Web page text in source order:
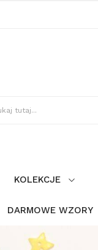
KOLEKCJE
DARMOWE WZORY